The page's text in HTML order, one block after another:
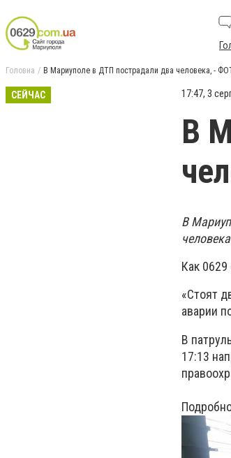
Головна В Мариуполе в ДТП пострадали два человека, -
СЕЙЧАС 17:47, 3
В
В
Как
«Стоят
аварии
В
17:13